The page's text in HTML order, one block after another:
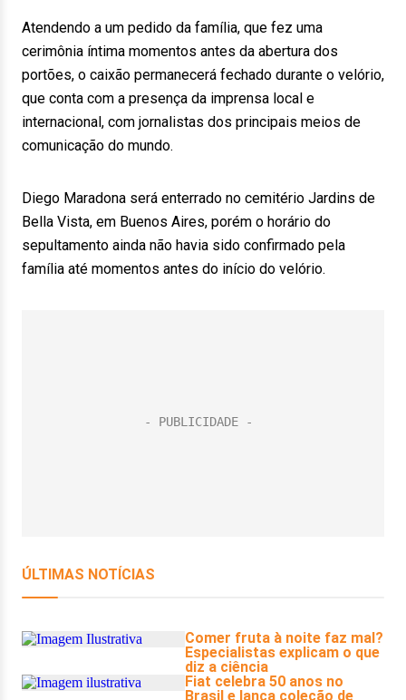
Atendendo a um pedido da família, que fez uma
cerimônia íntima momentos antes da abertura dos
portões, o caixão permanecerá fechado durante o velório,
que conta com a presença da imprensa local e
internacional, com jornalistas dos principais meios de
comunicação do mundo.
Diego Maradona será enterrado no cemitério Jardins de
Bella Vista, em Buenos Aires, porém o horário do
sepultamento ainda não havia sido confirmado pela
família até momentos antes do início do velório.